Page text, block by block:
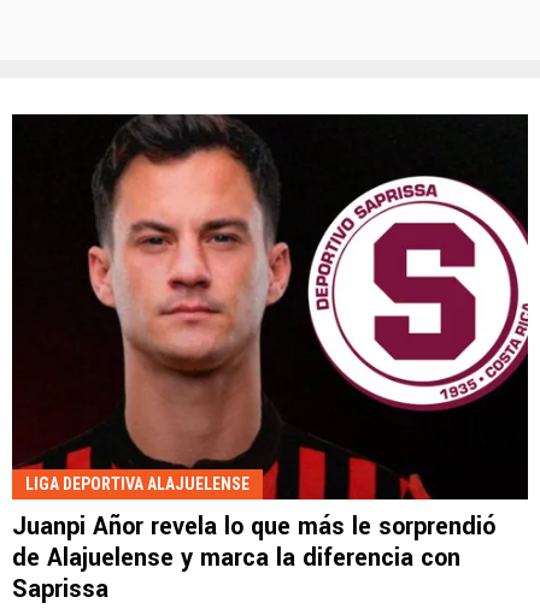
LIGA DEPORTIVA ALAJUELENSE
Juanpi Añor revela lo que más le sorprendió
de Alajuelense y marca la diferencia con
Saprissa